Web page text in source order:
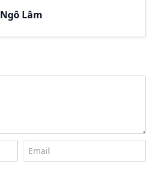
Ngô Lâm